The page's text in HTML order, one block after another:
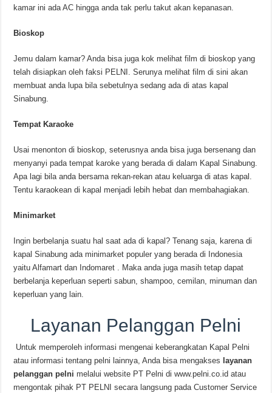
kamar ini ada AC hingga anda tak perlu takut akan kepanasan.
Bioskop
Jemu dalam kamar? Anda bisa juga kok melihat film di bioskop yang
telah disiapkan oleh faksi PELNI. Serunya melihat film di sini akan
membuat anda lupa bila sebetulnya sedang ada di atas kapal
Sinabung.
Tempat Karaoke
Usai menonton di bioskop, seterusnya anda bisa juga bersenang dan
menyanyi pada tempat karoke yang berada di dalam Kapal Sinabung.
Apa lagi bila anda bersama rekan-rekan atau keluarga di atas kapal.
Tentu karaokean di kapal menjadi lebih hebat dan membahagiakan.
Minimarket
Ingin berbelanja suatu hal saat ada di kapal? Tenang saja, karena di
kapal Sinabung ada minimarket populer yang berada di Indonesia
yaitu Alfamart dan Indomaret . Maka anda juga masih tetap dapat
berbelanja keperluan seperti sabun, shampoo, cemilan, minuman dan
keperluan yang lain.
Layanan Pelanggan Pelni
Untuk memperoleh informasi mengenai keberangkatan Kapal Pelni
atau informasi tentang pelni lainnya, Anda bisa mengakses layanan
pelanggan pelni melalui website PT Pelni di www.pelni.co.id atau
mengontak pihak PT PELNI secara langsung pada Customer Service